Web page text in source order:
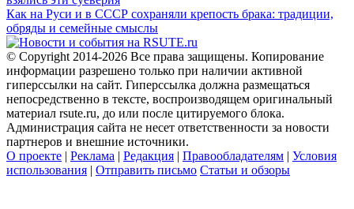
Как на Руси и в СССР сохраняли крепость брака: традиции,
обряды и семейные смыслы
© Copyright 2014-2026 Все права защищены. Копирование
информации разрешено только при наличии активной
гиперссылки на сайт. Гиперссылка должна размещаться
непосредственно в тексте, воспроизводящем оригинальный
материал rsute.ru, до или после цитируемого блока.
Администрация сайта не несет ответственности за новости
партнеров и внешние источники.
О проекте | Реклама | Редакция | Правообладателям | Условия
использования | Отправить письмо Статьи и обзоры